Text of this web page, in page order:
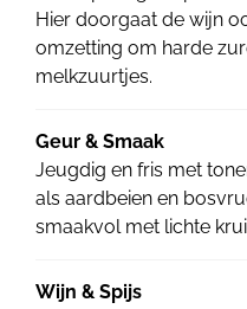
Hier doorgaat de wijn
omzetting om harde
melkzuurtjes.
Geur & Smaak
Jeugdig en fris met
als aardbeien en
smaakvol met lichte
Wijn & Spijs